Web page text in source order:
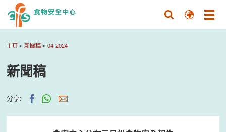
主頁 新聞稿 04-2024
新聞稿
分享: